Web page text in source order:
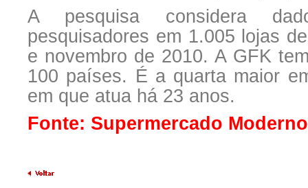
A pesquisa considera
pesquisadores em 1.005 lojas
e novembro de 2010. A GFK
100 países. É a quarta maior
em que atua há 23 anos.
Fonte: Supermercado Moderno